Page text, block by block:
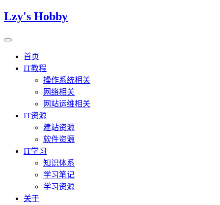
Lzy's Hobby
首页
IT教程
操作系统相关
网络相关
网站运维相关
IT资源
建站资源
软件资源
IT学习
知识体系
学习笔记
学习资源
关于